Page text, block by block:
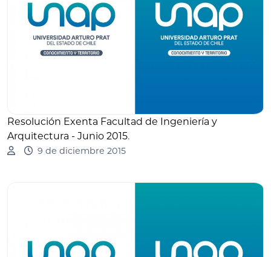
Resolución Exenta Facultad de Ingeniería y
Arquitectura - Junio 2015.
9 de diciembre 2015